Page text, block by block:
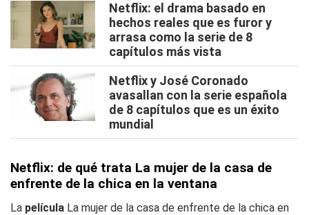
Netflix: el drama basado en
hechos reales que es furor y
arrasa como la serie de 8
capítulos más vista
Netflix y José Coronado
avasallan con la serie española
de 8 capítulos que es un éxito
mundial
Netflix: de qué trata La mujer de la casa de
enfrente de la chica en la ventana
La película La mujer de la casa de enfrente de la chica en